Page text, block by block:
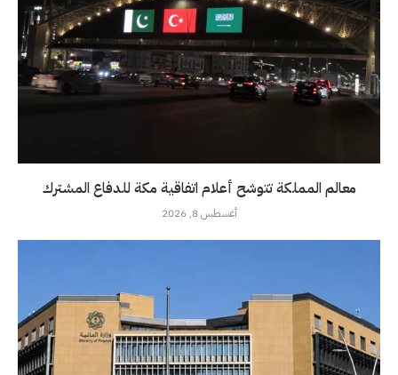
معالم المملكة تتوشح أعلام اتفاقية مكة للدفاع المشترك
أغسطس 8, 2026